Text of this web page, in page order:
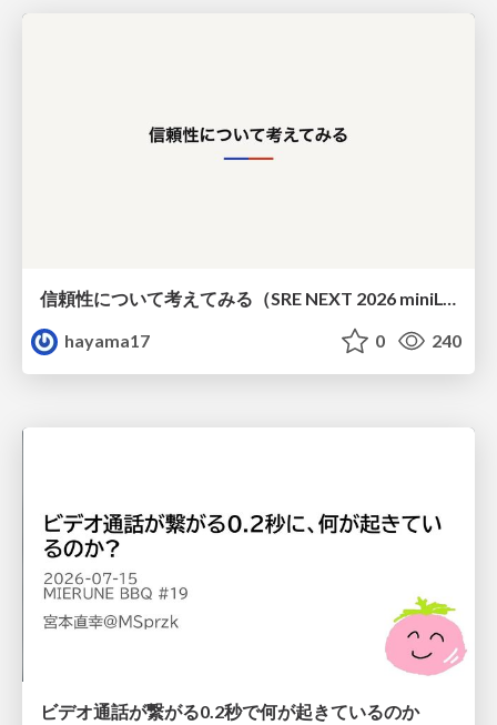
信頼性について考えてみる（SRE NEXT 2026 miniLT）
hayama17
0 240
ビデオ通話が繋がる0.2秒で何が起きているのか